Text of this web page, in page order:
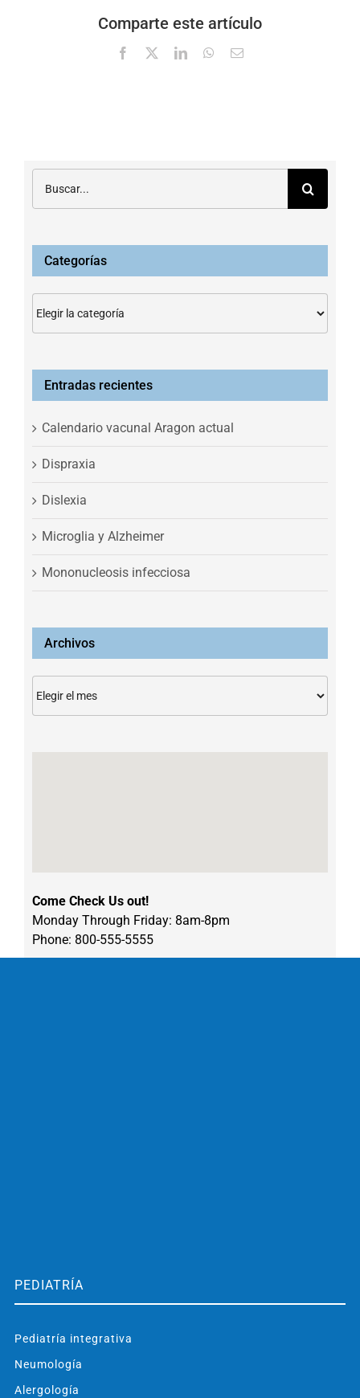
Comparte este artículo
Facebook LinkedInWhatsApp
Correo
Categorías
Entradas recientes
Calendario vacunal Aragon actual
Dispraxia
Dislexia
Microglia y Alzheimer
Mononucleosis infecciosa
Archivos
Come Check Us out!
Monday Through Friday: 8am-8pm
Phone: 800-555-5555
PEDIATRÍA
Pediatría integrativa
Neumología
Alergología